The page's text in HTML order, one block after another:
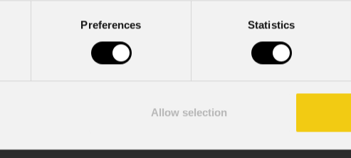
Preferences Statistics
Allow selection
commerciali e iniziative di marketing.
acconsento al trattamento ai sensi dell'art. 6 del GDPR